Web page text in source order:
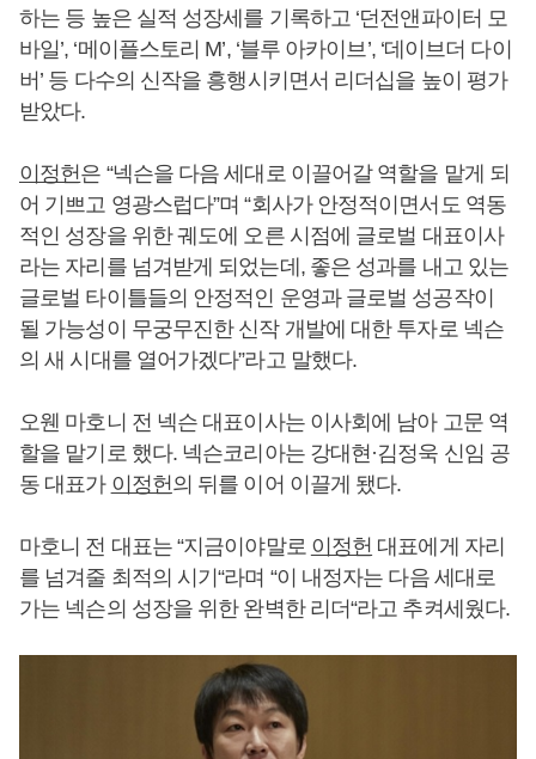
하는 등 높은 실적 성장세를 기록하고 ‘던전앤파이터 모
바일’, ‘메이플스토리 M’, ‘블루 아카이브’, ‘데이브더 다이
버’ 등 다수의 신작을 흥행시키면서 리더십을 높이 평가
받았다.
이정헌은 “넥슨을 다음 세대로 이끌어갈 역할을 맡게 되
어 기쁘고 영광스럽다”며 “회사가 안정적이면서도 역동
적인 성장을 위한 궤도에 오른 시점에 글로벌 대표이사
라는 자리를 넘겨받게 되었는데, 좋은 성과를 내고 있는
글로벌 타이틀들의 안정적인 운영과 글로벌 성공작이
될 가능성이 무궁무진한 신작 개발에 대한 투자로 넥슨
의 새 시대를 열어가겠다”라고 말했다.
오웬 마호니 전 넥슨 대표이사는 이사회에 남아 고문 역
할을 맡기로 했다. 넥슨코리아는 강대현·김정욱 신임 공
동 대표가 이정헌의 뒤를 이어 이끌게 됐다.
마호니 전 대표는 “지금이야말로 이정헌 대표에게 자리
를 넘겨줄 최적의 시기“라며 “이 내정자는 다음 세대로
가는 넥슨의 성장을 위한 완벽한 리더“라고 추켜세웠다.